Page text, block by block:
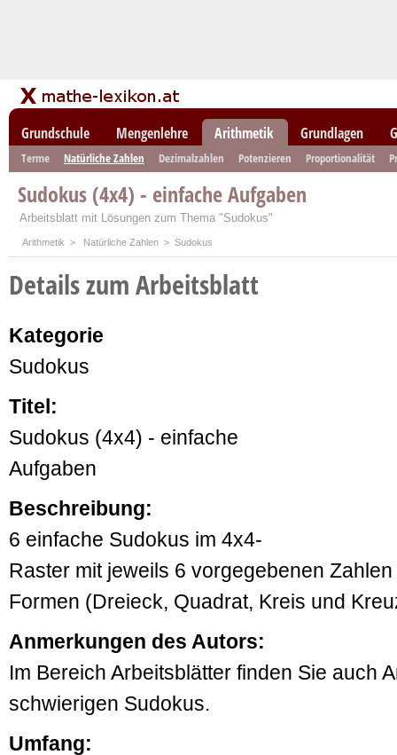
Grundschule Mengenlehre Arithmetik Grundlagen
Terme Natürliche Zahlen Dezimalzahlen Potenzieren Proportionalität
Sudokus (4x4) - einfache Aufgaben
Arbeitsblatt mit Lösungen zum Thema "Sudokus"
Arithmetik > Natürliche Zahlen > Sudokus
Details zum Arbeitsblatt
Kategorie
Sudokus
Titel:
Sudokus (4x4) - einfache
Aufgaben
Beschreibung:
6 einfache Sudokus im 4x4-
Raster mit jeweils 6 vorgegebenen
Formen (Dreieck, Quadrat, Kreis und
Anmerkungen des Autors:
Im Bereich Arbeitsblätter finden Sie auch
schwierigen Sudokus.
Umfang: